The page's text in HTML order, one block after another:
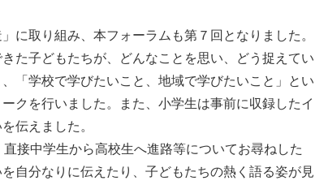
に取り組み、本フォーラムも第７回となりました。
た子どもたちが、どんなことを思い、どう捉えてい
「学校で学びたいこと、地域で学びたいこと」とい
クを行いました。また、小学生は事前に収録したイ
伝えました。
接中学生から高校生へ進路等についてお尋ねした
自分なりに伝えたり、子どもたちの熱く語る姿が見